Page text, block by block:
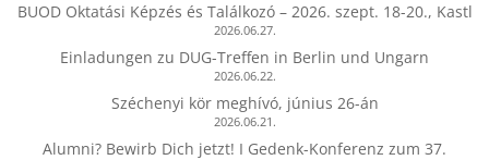
BUOD Oktatási Képzés és Találkozó – 2026. szept. 18-20., Kastl
2026.06.27.
Einladungen zu DUG-Treffen in Berlin und Ungarn
2026.06.22.
Széchenyi kör meghívó, június 26-án
2026.06.21.
Alumni? Bewirb Dich jetzt! I Gedenk-Konferenz zum 37.